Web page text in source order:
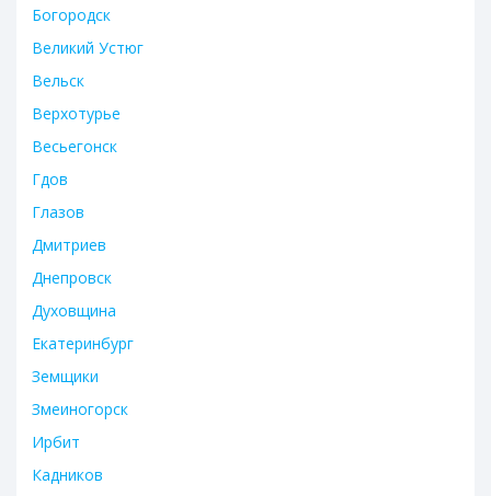
Богородск
Великий Устюг
Вельск
Верхотурье
Весьегонск
Гдов
Глазов
Дмитриев
Днепровск
Духовщина
Екатеринбург
Земщики
Змеиногорск
Ирбит
Кадников